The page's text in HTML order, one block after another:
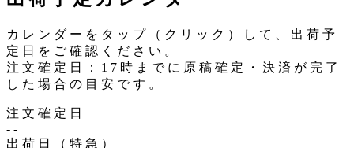
カレンダーをタップ（クリック）して、出荷予
定日をご確認ください。
注文確定日：17時までに原稿確定・決済が完了
した場合の目安です。
注文確定日
--
出荷日（特急）